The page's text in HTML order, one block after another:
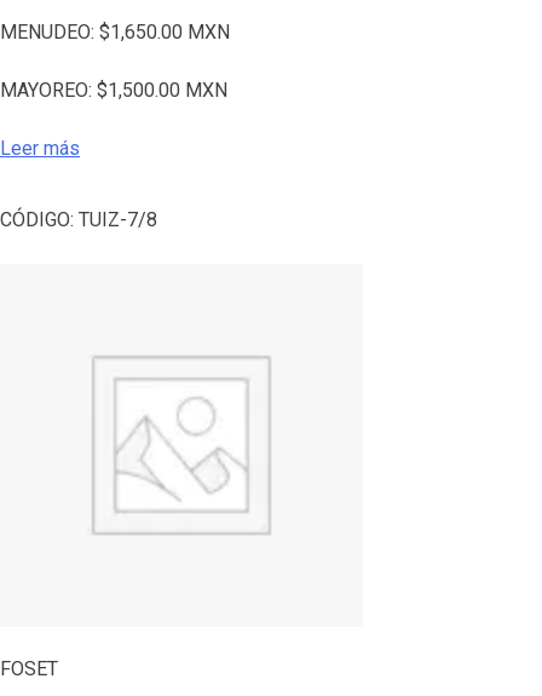
MENUDEO: $1,650.00 MXN
MAYOREO: $1,500.00 MXN
Leer más
CÓDIGO: TUIZ-7/8
FOSET